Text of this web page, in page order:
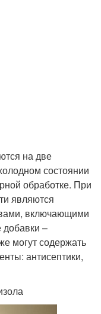
на две
состоянии
обработке. При
являются
включающими
добавки –
могут содержать
антисептики,